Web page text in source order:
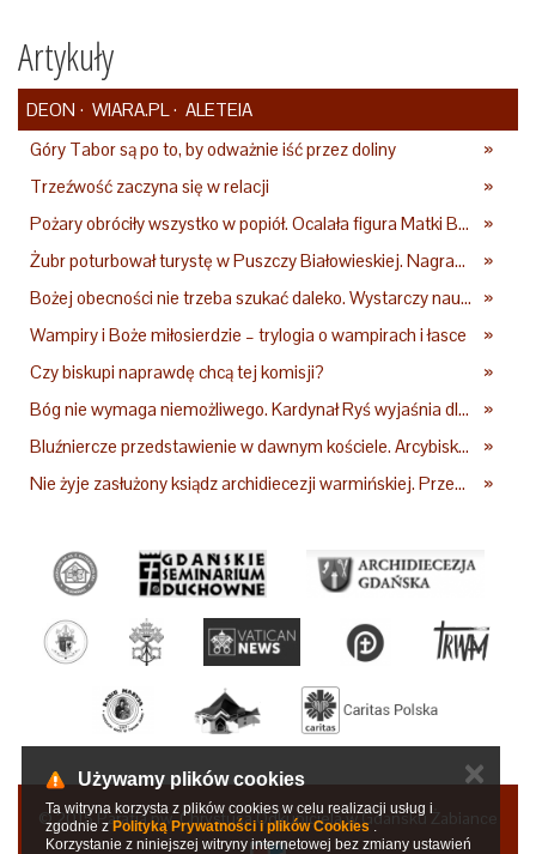
Artykuły
DEON WIARA.PL
ALETEIA
»
Góry Tabor są po to, by odważnie iść przez doliny
»
Trzeźwość zaczyna się w relacji
»
Pożary obróciły wszystko w popiół. Ocalała figura Matki Bożej
»
Żubr poturbował turystę w Puszczy Białowieskiej. Nagranie daje do myślenia
»
Bożej obecności nie trzeba szukać daleko. Wystarczy nauczyć się słuchać
»
Wampiry i Boże miłosierdzie – trylogia o wampirach i łasce
»
Czy biskupi naprawdę chcą tej komisji?
»
Bóg nie wymaga niemożliwego. Kardynał Ryś wyjaśnia dlaczego
»
Bluźniercze przedstawienie w dawnym kościele. Arcybiskup stanowczo reaguje
»
Nie żyje zasłużony ksiądz archidiecezji warmińskiej. Przez lata wychował pokolenia przyszłych kapłanów
© 2015 Parafia pw. Chrystusa Odkupiciela w Gdańsku Żabiance
Używamy plików cookies
Ta witryna korzysta z plików cookies w celu realizacji usług i
zgodnie z Polityką Prywatności i plików Cookies.
Korzystanie z niniejszej witryny internetowej bez zmiany ustawień
✕